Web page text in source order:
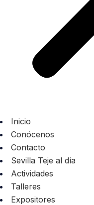
Inicio
Conócenos
Contacto
Sevilla Teje al día
Actividades
Talleres
Expositores